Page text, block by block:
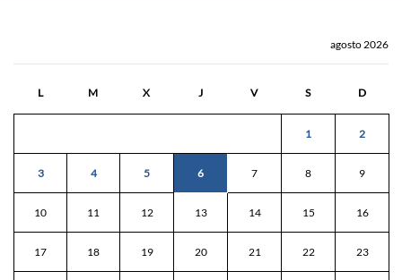
agosto 2026
L M X J V S D
1 2
3 4 5 6 7 8 9
10 11 12 13 14 15 16
17 18 19 20 21 22 23